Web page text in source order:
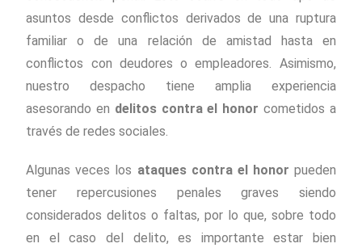
asuntos desde conflictos derivados de una ruptura
familiar o de una relación de amistad hasta en
conflictos con deudores o empleadores. Asimismo,
nuestro despacho tiene amplia experiencia
asesorando en delitos contra el honor cometidos a
través de redes sociales.
Algunas veces los ataques contra el honor pueden
tener repercusiones penales graves siendo
considerados delitos o faltas, por lo que, sobre todo
en el caso del delito, es importante estar bien